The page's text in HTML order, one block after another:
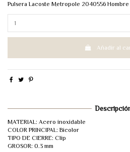
Pulsera Lacoste Metropole 2040556 Hombre
Añadir al
MATERIAL: Acero inoxidable
COLOR PRINCIPAL: Bicolor
TIPO DE CIERRE: Clip
GROSOR: 0.3 mm